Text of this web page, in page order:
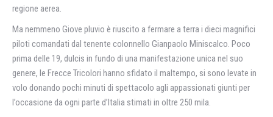
regione aerea.
Ma nemmeno Giove pluvio è riuscito a fermare a terra i dieci magnifici
piloti comandati dal tenente colonnello Gianpaolo Miniscalco. Poco
prima delle 19, dulcis in fundo di una manifestazione unica nel suo
genere, le Frecce Tricolori hanno sfidato il maltempo, si sono levate in
volo donando pochi minuti di spettacolo agli appassionati giunti per
l’occasione da ogni parte d’Italia stimati in oltre 250 mila.